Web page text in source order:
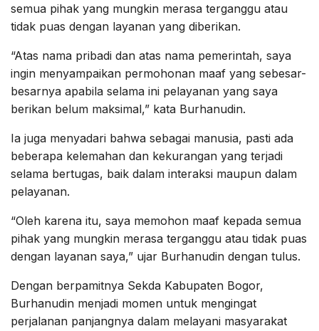
semua pihak yang mungkin merasa terganggu atau
tidak puas dengan layanan yang diberikan.
“Atas nama pribadi dan atas nama pemerintah, saya
ingin menyampaikan permohonan maaf yang sebesar-
besarnya apabila selama ini pelayanan yang saya
berikan belum maksimal,” kata Burhanudin.
Ia juga menyadari bahwa sebagai manusia, pasti ada
beberapa kelemahan dan kekurangan yang terjadi
selama bertugas, baik dalam interaksi maupun dalam
pelayanan.
“Oleh karena itu, saya memohon maaf kepada semua
pihak yang mungkin merasa terganggu atau tidak puas
dengan layanan saya,” ujar Burhanudin dengan tulus.
Dengan berpamitnya Sekda Kabupaten Bogor,
Burhanudin menjadi momen untuk mengingat
perjalanan panjangnya dalam melayani masyarakat